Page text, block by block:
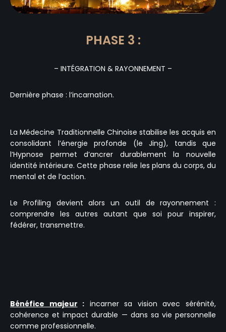
PHASE 3 :
– INTÉGRATION & RAYONNEMENT –
Dernière phase : l’incarnation.
La Médecine Traditionnelle Chinoise stabilise les acquis en
consolidant l’énergie profonde (le Jing), tandis que
l’Hypnose permet d’ancrer durablement la nouvelle
identité intérieure. Cette phase relie les plans du corps, du
mental et de l’action.
Le Profiling devient alors un outil de rayonnement :
comprendre les autres autant que soi pour inspirer,
fédérer, transmettre.
Bénéfice majeur : incarner sa vision avec sérénité,
cohérence et impact durable — dans sa vie personnelle
comme professionnelle.